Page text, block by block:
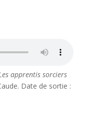
apprentis sorciers
Date de sortie :